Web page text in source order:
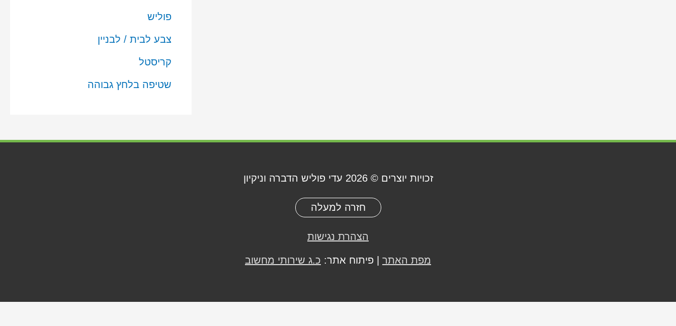
פוליש
צבע לבית / לבניין
קריסטל
שטיפה בלחץ גבוהה
זכויות יוצרים © 2026 עדי פוליש הדברה וניקיון
חזרה למעלה
הצהרת נגישות
מפת האתר | פיתוח אתר: כ.ג שירותי מחשוב